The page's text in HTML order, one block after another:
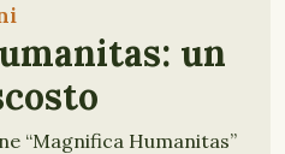
un
“Magnifica Humanitas”